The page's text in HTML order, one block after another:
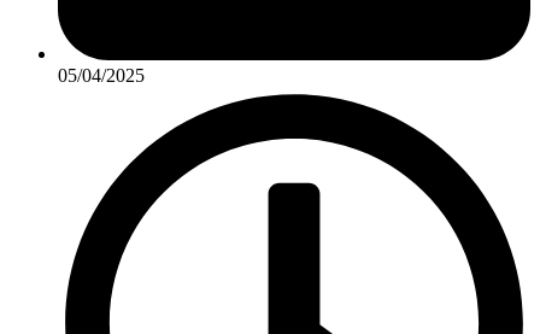
05/04/2025